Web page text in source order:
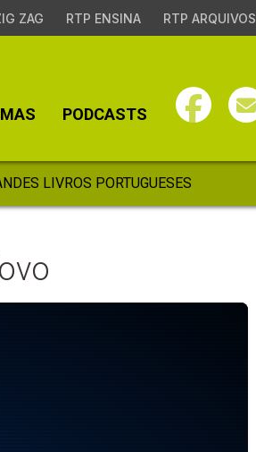
ZAG RTP ENSINA RTP ARQUIVOS
PODCASTS
LIVROS PORTUGUESES